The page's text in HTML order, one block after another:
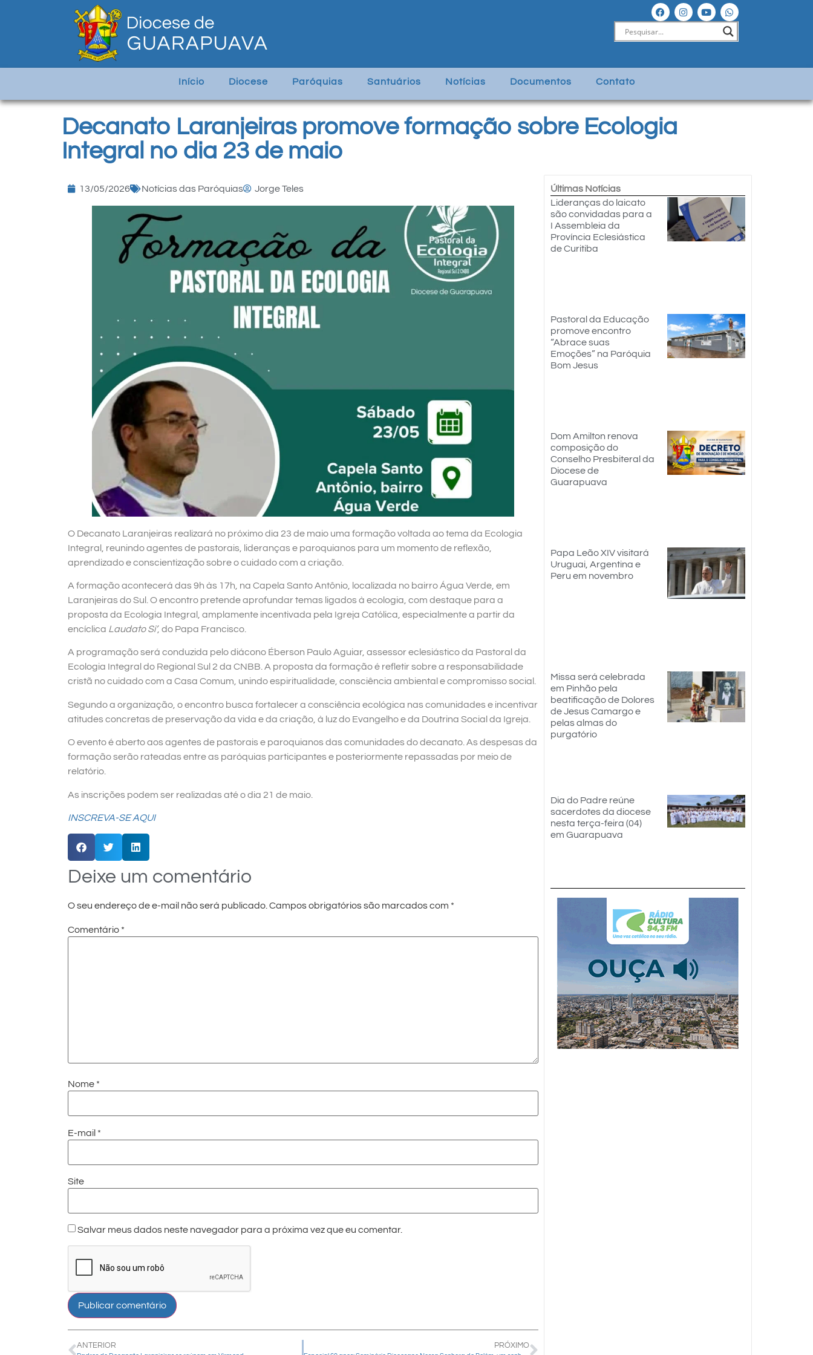
Início Diocese Paróquias Santuários Notícias Documentos Contato
Decanato Laranjeiras promove formação sobre Ecologia
Integral no dia 23 de maio
13/05/2026 Notícias das Paróquias Jorge Teles
O Decanato Laranjeiras realizará no próximo dia 23 de maio uma formação voltada ao tema da Ecologia
Integral, reunindo agentes de pastorais, lideranças e paroquianos para um momento de reflexão,
aprendizado e conscientização sobre o cuidado com a criação.
A formação acontecerá das 9h às 17h, na Capela Santo Antônio, localizada no bairro Água Verde, em
Laranjeiras do Sul. O encontro pretende aprofundar temas ligados à ecologia, com destaque para a
proposta da Ecologia Integral, amplamente incentivada pela Igreja Católica, especialmente a partir da
encíclica Laudato Si’, do Papa Francisco.
A programação será conduzida pelo diácono Éberson Paulo Aguiar, assessor eclesiástico da Pastoral da
Ecologia Integral do Regional Sul 2 da CNBB. A proposta da formação é refletir sobre a responsabilidade
cristã no cuidado com a Casa Comum, unindo espiritualidade, consciência ambiental e compromisso social.
Segundo a organização, o encontro busca fortalecer a consciência ecológica nas comunidades e incentivar
atitudes concretas de preservação da vida e da criação, à luz do Evangelho e da Doutrina Social da Igreja.
O evento é aberto aos agentes de pastorais e paroquianos das comunidades do decanato. As despesas da
formação serão rateadas entre as paróquias participantes e posteriormente repassadas por meio de
relatório.
As inscrições podem ser realizadas até o dia 21 de maio.
INSCREVA-SE AQUI
Deixe um comentário
O seu endereço de e-mail não será publicado.Campos obrigatórios são marcados com *
Comentário *
Nome *
E-mail *
Site
Salvar meus dados neste navegador para a próxima vez que eu comentar.
ANTERIOR PRÓXIMO
Últimas Notícias
Lideranças do laicato
são convidadas para a
I Assembleia da
Província Eclesiástica
de Curitiba
Pastoral da Educação
promove encontro
“Abrace suas
Emoções” na Paróquia
Bom Jesus
Dom Amilton renova
composição do
Conselho Presbiteral da
Diocese de
Guarapuava
Papa Leão XIV visitará
Uruguai, Argentina e
Peru em novembro
Missa será celebrada
em Pinhão pela
beatificação de Dolores
de Jesus Camargo e
pelas almas do
purgatório
Dia do Padre reúne
sacerdotes da diocese
nesta terça-feira (04)
em Guarapuava